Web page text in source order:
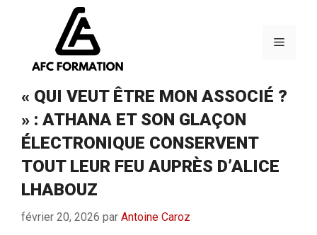
Menu
« QUI VEUT ÊTRE MON ASSOCIÉ ?
» : ATHANA ET SON GLAÇON
ÉLECTRONIQUE CONSERVENT
TOUT LEUR FEU AUPRÈS D’ALICE
LHABOUZ
février 20, 2026 par Antoine Caroz